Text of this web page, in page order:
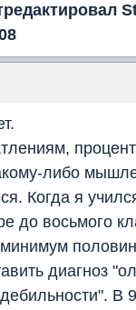
либо
Когда я
до восьмого
диагноз
В